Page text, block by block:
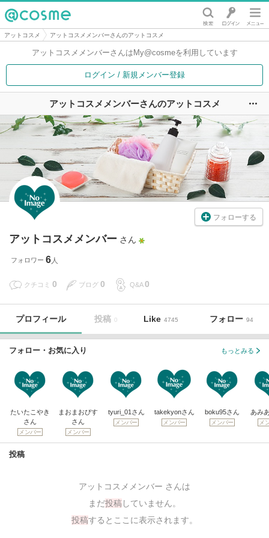
@cosme
アットコスメ アットコスメメンバーさんのアットコスメ
アットコスメメンバーさんは My@cosmeを利用しています
ログイン / 新規メンバー登録
アットコスメメンバーさんのアットコスメ
フォローする
アットコスメメンバー さん
フォロワー 6
クチコミ 0 ブログ 0 Q&A 0
プロフィール 投稿 0 Like 4745 フォロー 94
フォロー・お気に入り もっとみる
たいたこやき
さん
メンバー
まおまおぴす
さん
メンバー
tyuri_01さん
メンバー
takekyonさん
メンバー
boku95さん
メンバー
あみ
メ
投稿
アットコスメメンバー さんは
まだ投稿していません。
投稿するとここに表示されます。